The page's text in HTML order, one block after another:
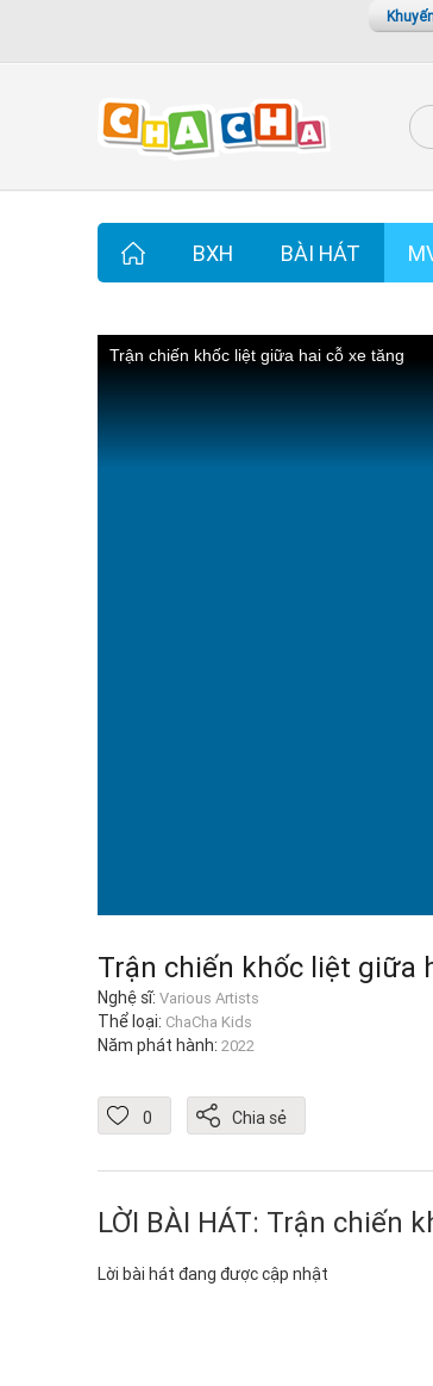
BXH BÀI HÁT
Trận chiến khốc liệt giữa hai cỗ xe tăng
Trận chiến khốc liệt giữa
Nghệ sĩ: Various Artists
Thể loại: ChaCha Kids
Năm phát hành: 2022
0 Chia sẻ
LỜI BÀI HÁT: Trận chiến
Lời bài hát đang được cập nhật